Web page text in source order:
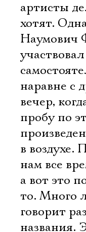
артисты
хотят.
Наумович
наравне с
вечер,
пробу по
в воздухе.
нам все
а вот это
то. Много
говорит
названия.